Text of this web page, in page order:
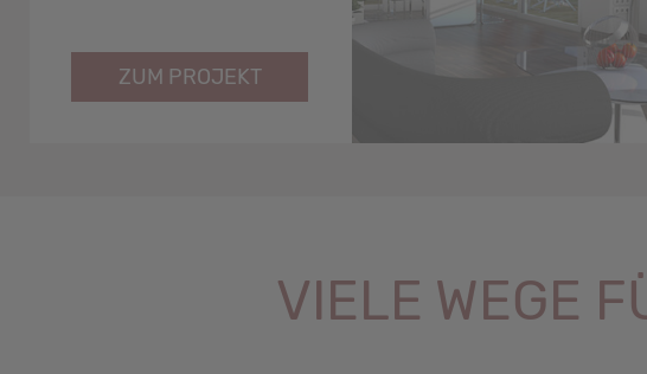
ZUM PROJEKT
VIELE WEGE